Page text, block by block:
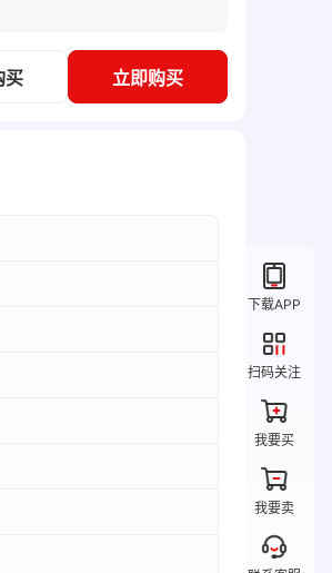
买 立即购买
下载APP
扫码关注
我要买
我要卖